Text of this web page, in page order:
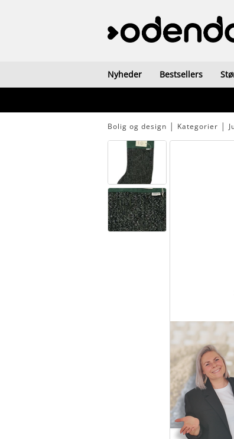
Nyheder Bestsellers
Bolig og design Kategorier